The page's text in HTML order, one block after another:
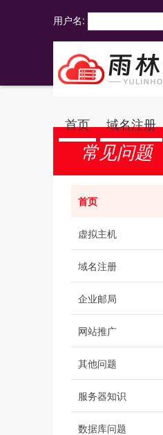
用户名:
首页 域名注册
常见问题
首页
虚拟主机
域名注册
企业邮局
网站推广
其他问题
服务器知识
数据库问题